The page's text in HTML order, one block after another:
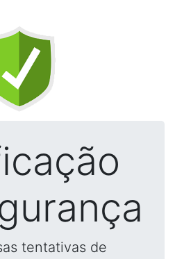
tentativas de